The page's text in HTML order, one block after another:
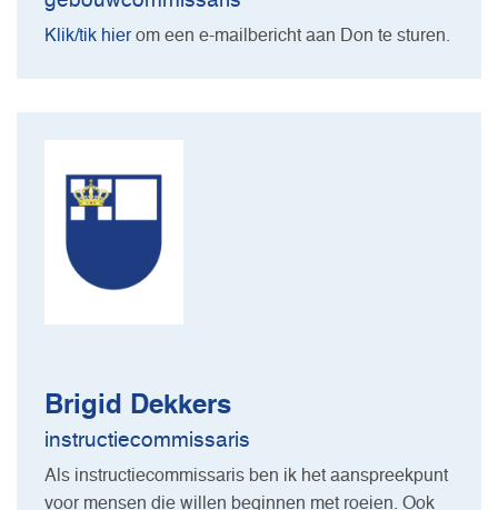
Klik/tik hierom een e-mailbericht aan Don te sturen.
Brigid Dekkers
instructiecommissaris
Als instructiecommissaris ben ik het aanspreekpunt
voor mensen die willen beginnen met roeien. Ook